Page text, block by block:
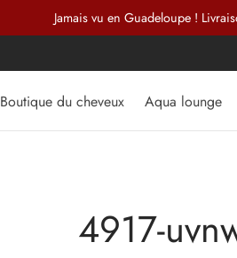
Jamais vu en Guadeloupe !
Boutique du cheveux Aqua lounge
4917-